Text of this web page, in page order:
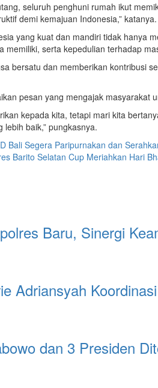
seluruh penghuni rumah ikut
demi kemajuan Indonesia,” katanya.
yang kuat dan mandiri tidak hanya
memiliki, serta kepedulian terhadap
bersatu dan memberikan kontribusi
pesan yang mengajak masyarakat
kepada kita, tetapi mari kita
baik,” pungkasnya.
Bali Segera Paripurnakan dan
Barito Selatan Cup Meriahkan Hari
Baru, Sinergi
Adriansyah
dan 3 Presiden